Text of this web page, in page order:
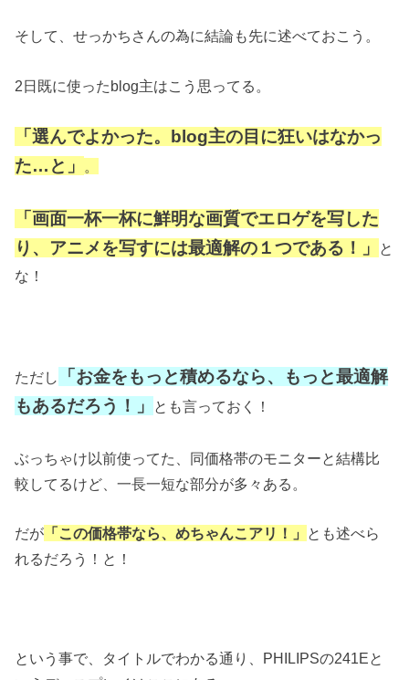
そして、せっかちさんの為に結論も先に述べておこう。
2日既に使ったblog主はこう思ってる。
「選んでよかった。blog主の目に狂いはなかっ
た…と」
。
「画面一杯一杯に鮮明な画質でエロゲを写した
り、アニメを写すには最適解の１つである！」
と
な！
ただし
「お金をもっと積めるなら、もっと最適解
もあるだろう！」
とも言っておく！
ぶっちゃけ以前使ってた、同価格帯のモニターと結構比
較してるけど、一長一短な部分が多々ある。
だが 「この価格帯なら、めちゃんこアリ！」 とも述べら
れるだろう！と！
という事で、タイトルでわかる通り、PHILIPSの241Eと